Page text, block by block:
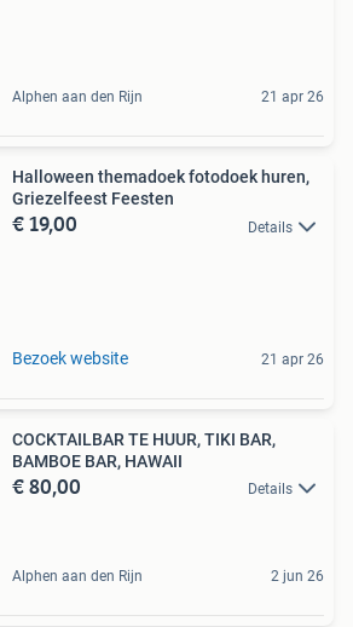
Alphen aan den Rijn 21 apr 26
Halloween themadoek fotodoek huren,
Griezelfeest Feesten
€ 19,00 Details
Bezoek website 21 apr 26
COCKTAILBAR TE HUUR, TIKI BAR,
BAMBOE BAR, HAWAII
€ 80,00 Details
Alphen aan den Rijn 2 jun 26